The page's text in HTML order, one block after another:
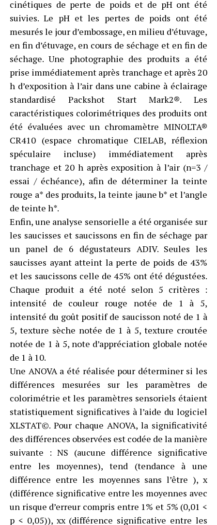
cinétiques de perte de poids et de pH ont été
suivies. Le pH et les pertes de poids ont été
mesurés le jour d’embossage, en milieu d’étuvage,
en fin d’étuvage, en cours de séchage et en fin de
séchage. Une photographie des produits a été
prise immédiatement après tranchage et après 20
h d’exposition à l’air dans une cabine à éclairage
standardisé Packshot Start Mark2®. Les
caractéristiques colorimétriques des produits ont
été évaluées avec un chromamètre MINOLTA®
CR410 (espace chromatique CIELAB, réflexion
spéculaire incluse) immédiatement après
tranchage et 20 h après exposition à l’air (n=3 /
essai / échéance), afin de déterminer la teinte
rouge a* des produits, la teinte jaune b* et l’angle
de teinte h*.
Enfin, une analyse sensorielle a été organisée sur
les saucisses et saucissons en fin de séchage par
un panel de 6 dégustateurs ADIV. Seules les
saucisses ayant atteint la perte de poids de 43%
et les saucissons celle de 45% ont été dégustées.
Chaque produit a été noté selon 5 critères :
intensité de couleur rouge notée de 1 à 5,
intensité du goût positif de saucisson noté de 1 à
5, texture sèche notée de 1 à 5, texture croutée
notée de 1 à 5, note d’appréciation globale notée
de 1 à 10.
Une ANOVA a été réalisée pour déterminer si les
différences mesurées sur les paramètres de
colorimétrie et les paramètres sensoriels étaient
statistiquement significatives à l’aide du logiciel
XLSTAT©. Pour chaque ANOVA, la significativité
des différences observées est codée de la manière
suivante : NS (aucune différence significative
entre les moyennes), tend (tendance à une
différence entre les moyennes sans l’être ), x
(différence significative entre les moyennes avec
un risque d’erreur compris entre 1% et 5% (0,01 <
p < 0,05)), xx (différence significative entre les